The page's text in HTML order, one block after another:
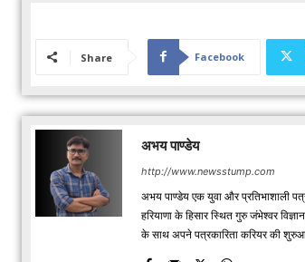
Share Facebook
अभय पाण्डेय
http://www.newsstump.com
अभय पाण्डेय एक युवा और प्रतिभाशाली
हरियाणा के हिसार स्थित गुरु जंभेश्वर
के साथ अपने पत्रकारिता करियर की